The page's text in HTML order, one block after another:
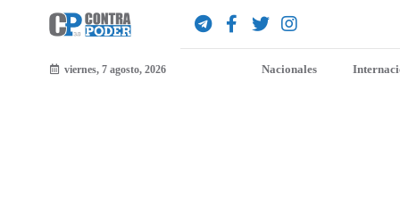
viernes, 7 agosto, 2026 Nacionales